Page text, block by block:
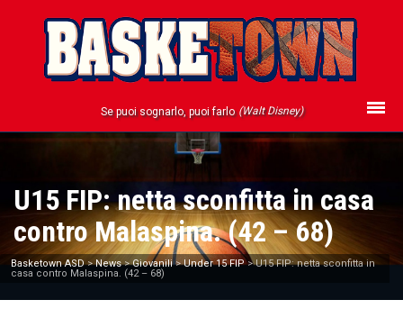
Se puoi sognarlo, puoi farlo (Walt Disney)
U15 FIP: netta sconfitta in casa
contro Malaspina. (42 – 68)
Basketown ASD>News>Giovanili>Under 15 FIP>U15 FIP: netta sconfitta in
casa contro Malaspina. (42 – 68)